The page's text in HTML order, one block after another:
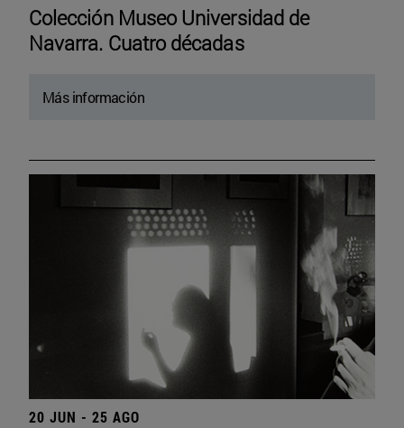
Colección Museo Universidad de
Navarra. Cuatro décadas
Más información
20 JUN - 25 AGO